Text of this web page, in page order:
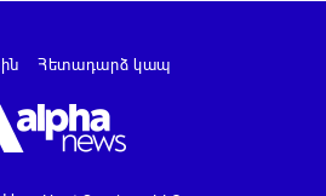
Հետադարձ կապ